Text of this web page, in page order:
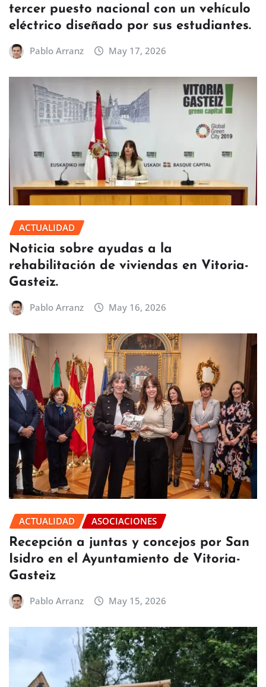
tercer puesto nacional con un vehículo
eléctrico diseñado por sus estudiantes.
Pablo Arranz May 17, 2026
ACTUALIDAD
Noticia sobre ayudas a la
rehabilitación de viviendas en Vitoria-
Gasteiz.
Pablo Arranz May 16, 2026
ACTUALIDAD ASOCIACIONES
Recepción a juntas y concejos por San
Isidro en el Ayuntamiento de Vitoria-
Gasteiz
Pablo Arranz May 15, 2026